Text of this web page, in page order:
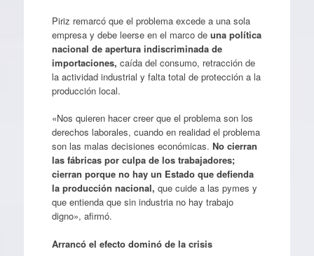
Piriz remarcó que el problema excede a una sola
empresa y debe leerse en el marco de una política
nacional de apertura indiscriminada de
importaciones, caída del consumo, retracción de
la actividad industrial y falta total de protección a la
producción local.
«Nos quieren hacer creer que el problema son los
derechos laborales, cuando en realidad el problema
son las malas decisiones económicas. No cierran
las fábricas por culpa de los trabajadores;
cierran porque no hay un Estado que defienda
la producción nacional, que cuide a las pymes y
que entienda que sin industria no hay trabajo
digno», afirmó.
Arrancó el efecto dominó de la crisis